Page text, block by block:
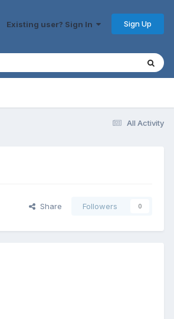
Existing user? Sign In Sign Up
All Activity
Share Followers 0